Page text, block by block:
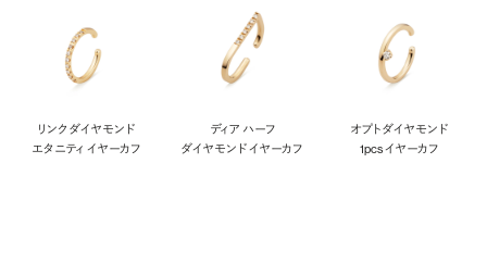
リンク ダイヤモンド
エタニティ イヤーカフ
ディア ハーフ
ダイヤモンド イヤーカフ
オプト ダイヤモンド
1pcs イヤーカフ